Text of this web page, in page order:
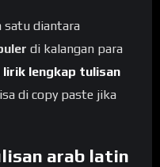
satu diantara
di kalangan para
lirik lengkap tulisan
di copy paste jika
arab latin